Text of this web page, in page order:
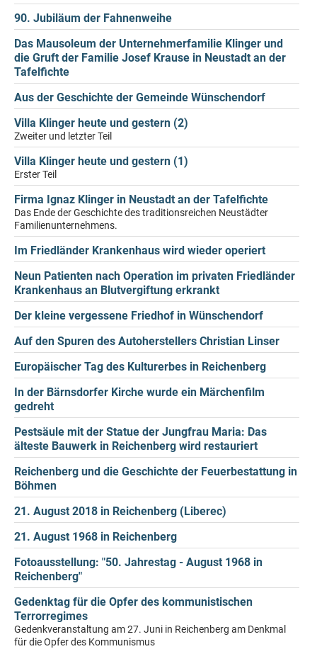
90. Jubiläum der Fahnenweihe
Das Mausoleum der Unternehmerfamilie Klinger und
die Gruft der Familie Josef Krause in Neustadt an der
Tafelfichte
Aus der Geschichte der Gemeinde Wünschendorf
Villa Klinger heute und gestern (2)
Zweiter und letzter Teil
Villa Klinger heute und gestern (1)
Erster Teil
Firma Ignaz Klinger in Neustadt an der Tafelfichte
Das Ende der Geschichte des traditionsreichen Neustädter
Familienunternehmens.
Im Friedländer Krankenhaus wird wieder operiert
Neun Patienten nach Operation im privaten Friedländer
Krankenhaus an Blutvergiftung erkrankt
Der kleine vergessene Friedhof in Wünschendorf
Auf den Spuren des Autoherstellers Christian Linser
Europäischer Tag des Kulturerbes in Reichenberg
In der Bärnsdorfer Kirche wurde ein Märchenfilm
gedreht
Pestsäule mit der Statue der Jungfrau Maria: Das
älteste Bauwerk in Reichenberg wird restauriert
Reichenberg und die Geschichte der Feuerbestattung in
Böhmen
21. August 2018 in Reichenberg (Liberec)
21. August 1968 in Reichenberg
Fotoausstellung: "50. Jahrestag - August 1968 in
Reichenberg"
Gedenktag für die Opfer des kommunistischen
Terrorregimes
Gedenkveranstaltung am 27. Juni in Reichenberg am Denkmal
für die Opfer des Kommunismus